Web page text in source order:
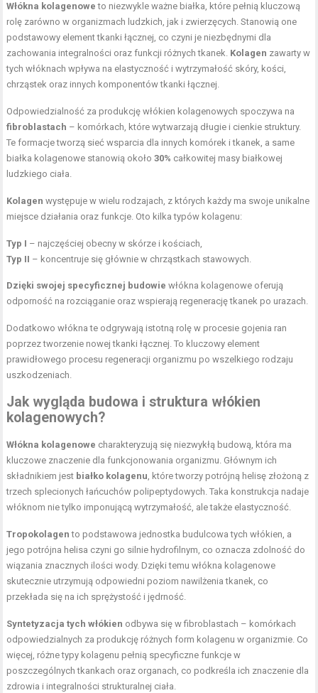
Włókna kolagenowe to niezwykle ważne białka, które pełnią kluczową
rolę zarówno w organizmach ludzkich, jak i zwierzęcych. Stanowią one
podstawowy element tkanki łącznej, co czyni je niezbędnymi dla
zachowania integralności oraz funkcji różnych tkanek. Kolagen zawarty w
tych włóknach wpływa na elastyczność i wytrzymałość skóry, kości,
chrząstek oraz innych komponentów tkanki łącznej.
Odpowiedzialność za produkcję włókien kolagenowych spoczywa na
fibroblastach – komórkach, które wytwarzają długie i cienkie struktury.
Te formacje tworzą sieć wsparcia dla innych komórek i tkanek, a same
białka kolagenowe stanowią około30% całkowitej masy białkowej
ludzkiego ciała.
Kolagen występuje w wielu rodzajach, z których każdy ma swoje unikalne
miejsce działania oraz funkcje. Oto kilka typów kolagenu:
Typ I – najczęściej obecny w skórze i kościach,
Typ II – koncentruje się głównie w chrząstkach stawowych.
Dzięki swojej specyficznej budowie włókna kolagenowe oferują
odporność na rozciąganie oraz wspierają regenerację tkanek po urazach.
Dodatkowo włókna te odgrywają istotną rolę w procesie gojenia ran
poprzez tworzenie nowej tkanki łącznej. To kluczowy element
prawidłowego procesu regeneracji organizmu po wszelkiego rodzaju
uszkodzeniach.
Jak wygląda budowa i struktura włókien
kolagenowych?
Włókna kolagenowe charakteryzują się niezwykłą budową, która ma
kluczowe znaczenie dla funkcjonowania organizmu. Głównym ich
składnikiem jest białko kolagenu, które tworzy potrójną helisę złożoną z
trzech splecionych łańcuchów polipeptydowych. Taka konstrukcja nadaje
włóknom nie tylko imponującą wytrzymałość, ale także elastyczność.
Tropokolagen to podstawowa jednostka budulcowa tych włókien, a
jego potrójna helisa czyni go silnie hydrofilnym, co oznacza zdolność do
wiązania znacznych ilości wody. Dzięki temu włókna kolagenowe
skutecznie utrzymują odpowiedni poziom nawilżenia tkanek, co
przekłada się na ich sprężystość i jędrność.
Syntetyzacja tych włókien odbywa się w fibroblastach – komórkach
odpowiedzialnych za produkcję różnych form kolagenu w organizmie. Co
więcej, różne typy kolagenu pełnią specyficzne funkcje w
poszczególnych tkankach oraz organach, co podkreśla ich znaczenie dla
zdrowia i integralności strukturalnej ciała.